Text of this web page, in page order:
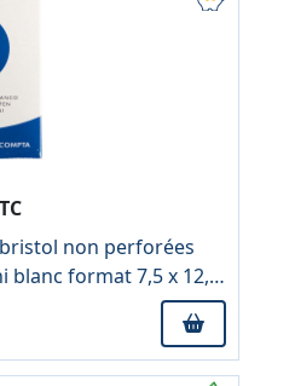
non perforées
7,5 x 12,5